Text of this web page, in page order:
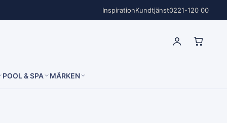
InspirationKundtjänst0221-120 00
POOL & SPA MÄRKEN